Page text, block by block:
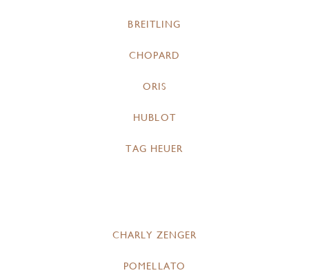
BREITLING
CHOPARD
ORIS
HUBLOT
TAG HEUER
CHARLY ZENGER
POMELLATO